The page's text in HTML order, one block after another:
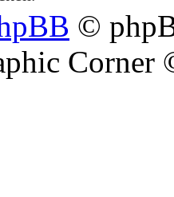
©
Corner